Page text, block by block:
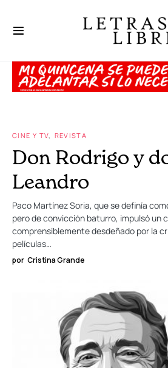
CINE Y TV REVISTA
Don Rodrigo y
Leandro
Paco Martínez Soria, que se definía
pero de convicción baturro, impulsó un
comprensiblemente desdeñado por la
películas…
por Cristina Grande